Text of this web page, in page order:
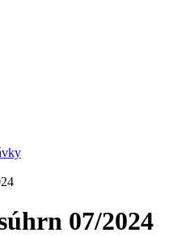
07/2024